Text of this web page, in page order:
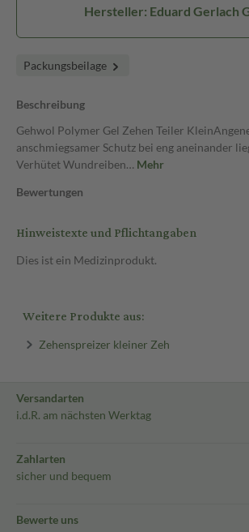
Hersteller: Eduard Gerlach
Packungsbeilage
Beschreibung
Gehwol Polymer Gel Zehen Teiler
anschmiegsamer Schutz bei eng aneinander
Verhütet Wundreiben… Mehr
Bewertungen
Hinweistexte und Pflichtangaben
Dies ist ein Medizinprodukt.
Weitere Produkte aus:
Zehenspreizer kleiner Zeh
Versandarten
i.d.R. am nächsten Werktag
Zahlarten
sicher und bequem
Bewerte uns